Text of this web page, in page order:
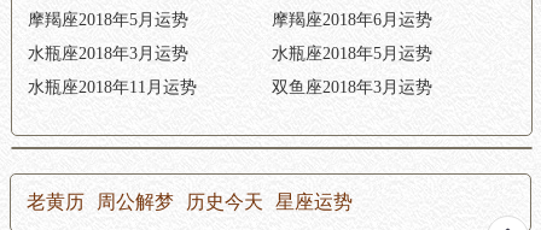
摩羯座2018年5月运势
摩羯座2018年6月运势
水瓶座2018年3月运势
水瓶座2018年5月运势
水瓶座2018年11月运势
双鱼座2018年3月运势
老黄历 周公解梦 历史今天 星座运势